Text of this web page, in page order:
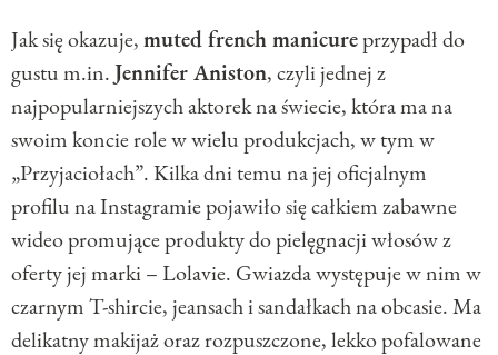
Jak się okazuje,muted french manicureprzypadł do
gustu m.in.Jennifer Aniston, czyli jednej z
najpopularniejszych aktorek na świecie, która ma na
swoim koncie role w wielu produkcjach, w tym w
„Przyjaciołach”. Kilka dni temu na jej oficjalnym
profilu na Instagramie pojawiło się całkiem zabawne
wideo promujące produkty do pielęgnacji włosów z
oferty jej marki – Lolavie. Gwiazda występuje w nim w
czarnym T-shircie, jeansach i sandałkach na obcasie. Ma
delikatny makijaż oraz rozpuszczone, lekko pofalowane